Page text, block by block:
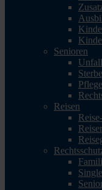
Senioren
Unfall
Reisen